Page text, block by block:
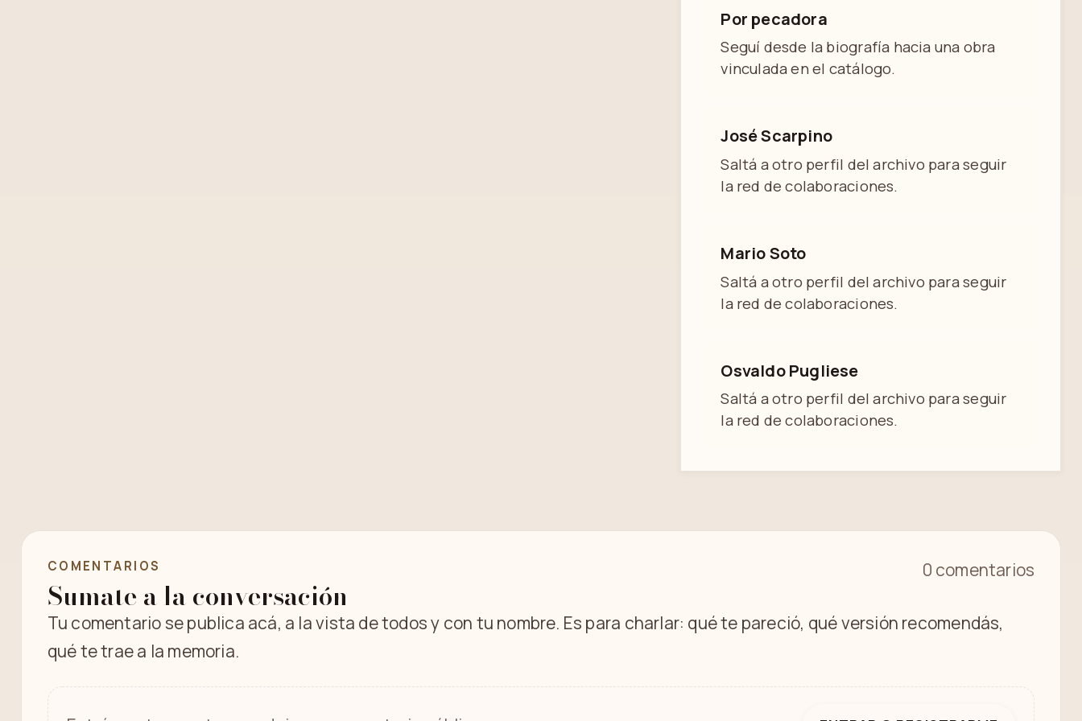
Por pecadora
Seguí desde la biografía hacia una obra
vinculada en el catálogo.
José Scarpino
Saltá a otro perfil del archivo para seguir
la red de colaboraciones.
Mario Soto
Saltá a otro perfil del archivo para seguir
la red de colaboraciones.
Osvaldo Pugliese
Saltá a otro perfil del archivo para seguir
la red de colaboraciones.
COMENTARIOS
Sumate a la conversación
0 comentarios
Tu comentario se publica acá, a la vista de todos y con tu nombre. Es para charlar: qué te pareció, qué versión recomendás,
qué te trae a la memoria.